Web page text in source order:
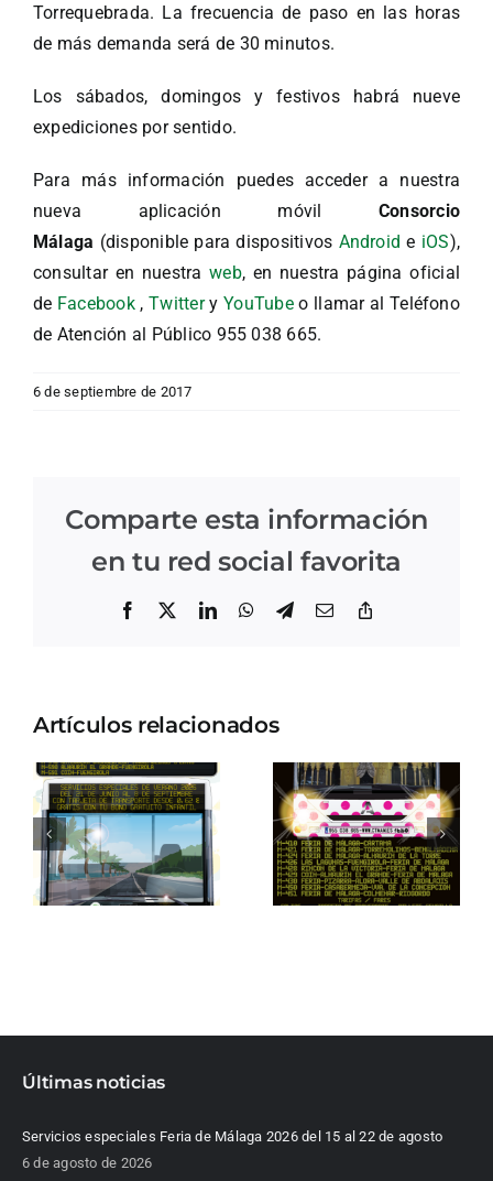
Torrequebrada. La frecuencia de paso en las horas
de más demanda será de 30 minutos.
Los sábados, domingos y festivos habrá nueve
expediciones por sentido.
Para más información puedes acceder a nuestra
nueva aplicación móvil Consorcio
Málaga (disponible para dispositivos Android e iOS),
consultar en nuestraweb, en nuestra página oficial
de Facebook,TwitteryYouTubeo llamar al Teléfono
de Atención al Público 955 038 665.
6 de septiembre de 2017
Comparte esta información
en tu red social favorita
Facebook LinkedInWhatsApp
Telegram
Correo
Artículos relacionados
Últimas noticias
Servicios especiales Feria de Málaga 2026 del 15 al 22 de agosto
6 de agosto de 2026